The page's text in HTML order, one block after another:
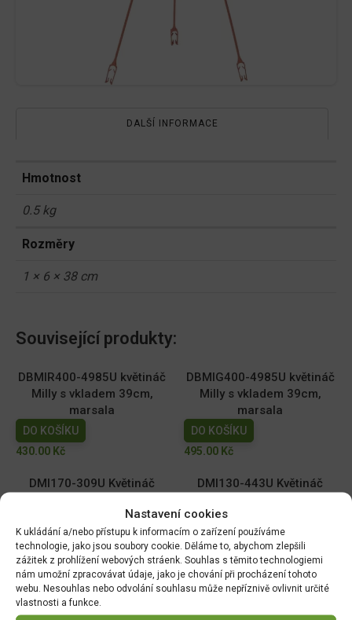
Nastavení cookies
K ukládání a/nebo přístupu k informacím o zařízení používáme
technologie, jako jsou soubory cookie. Děláme to, abychom zlepšili
zážitek z prohlížení webových stráenk. Souhlas s těmito technologiemi
nám umožní zpracovávat údaje, jako je chování při procházení tohoto
webu. Nesouhlas nebo odvolání souhlasu může nepříznivě ovlivnit určité
vlastnosti a funkce.
DALŠÍ INFORMACE
Hmotnost
0.5 kg
Rozměry
1 × 6 × 38 cm
Související produkty:
DBMIR400-4985U květináč
Milly s vkladem 39cm,
marsala
DO KOŠÍKU
430.00 Kč
DBMIG400-4985U květináč
Milly s vkladem 39cm,
marsala
DO KOŠÍKU
495.00 Kč
DMI170-309U Květináč
oceánská modř
DO KOŠÍKU
59.00Kč
DMI130-443U Květináč
DO KOŠÍKU
39.00Kč
DMI110-2411U Květináč
MILLY ROUND 10,9cm tm.
DMI150-443U Květináč